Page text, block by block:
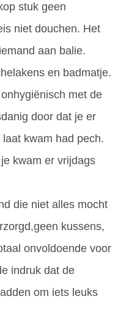
stuk geen
niet douchen. Het
aan balie.
en badmatje.
met de
door dat je er
kwam had pech.
kwam er vrijdags
die niet alles mocht
kussens,
onvoldoende voor
indruk dat de
om iets leuks